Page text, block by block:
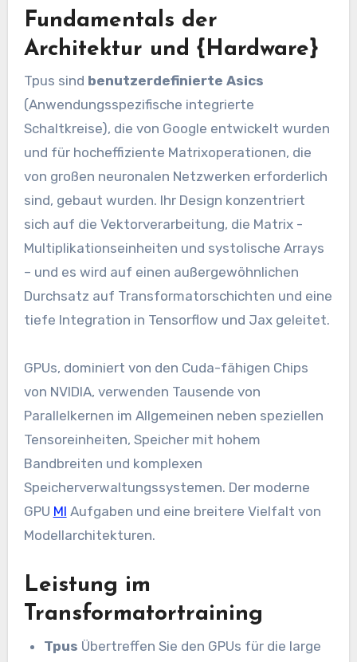
Fundamentals der
Architektur und {Hardware}
Tpus sind benutzerdefinierte Asics
(Anwendungsspezifische integrierte
Schaltkreise), die von Google entwickelt wurden
und für hocheffiziente Matrixoperationen, die
von großen neuronalen Netzwerken erforderlich
sind, gebaut wurden. Ihr Design konzentriert
sich auf die Vektorverarbeitung, die Matrix -
Multiplikationseinheiten und systolische Arrays
– und es wird auf einen außergewöhnlichen
Durchsatz auf Transformatorschichten und eine
tiefe Integration in Tensorflow und Jax geleitet.
GPUs, dominiert von den Cuda-fähigen Chips
von NVIDIA, verwenden Tausende von
Parallelkernen im Allgemeinen neben speziellen
Tensoreinheiten, Speicher mit hohem
Bandbreiten und komplexen
Speicherverwaltungssystemen. Der moderne
GPU Ml Aufgaben und eine breitere Vielfalt von
Modellarchitekturen.
Leistung im
Transformatortraining
Tpus Übertreffen Sie den GPUs für die large